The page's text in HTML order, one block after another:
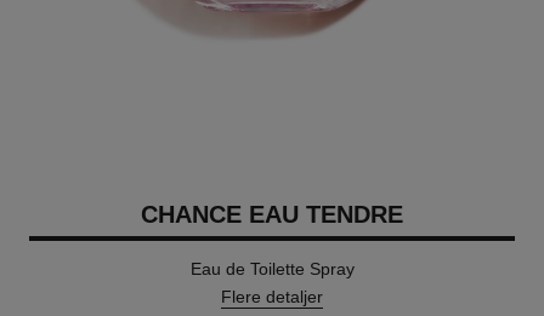
CHANCE EAU TENDRE
Eau de Toilette Spray
Flere detaljer